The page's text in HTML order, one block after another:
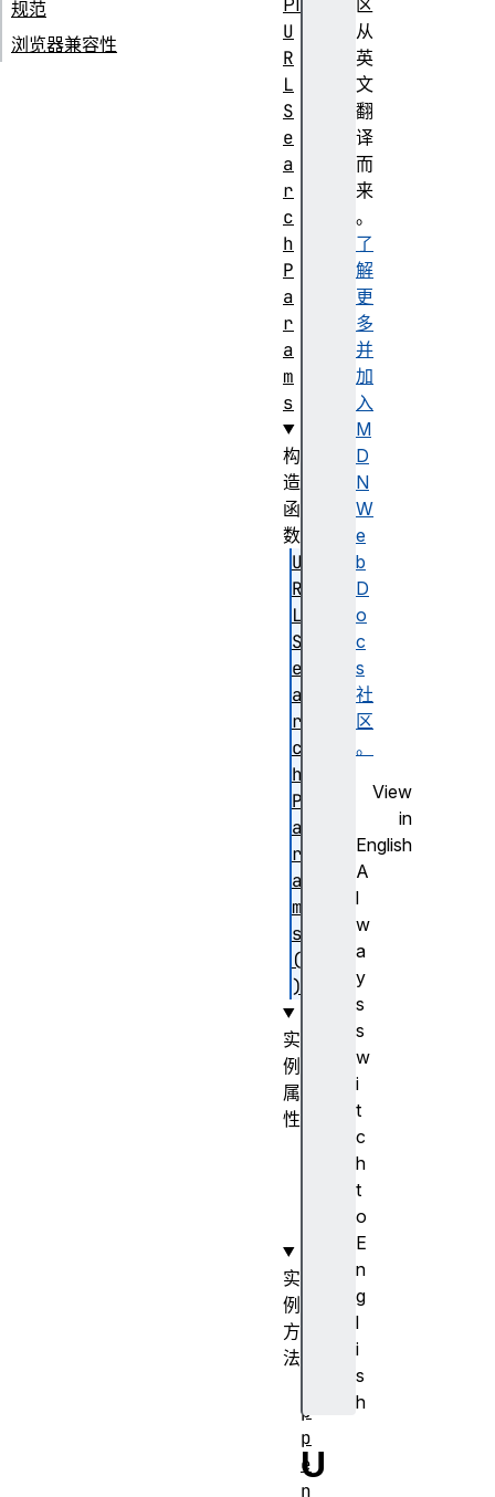
从
英
文
翻
译
而
来
。
了
解
更
多
并
加
入
M
D
N
W
e
b
D
o
c
s
社
区
。
View
in
English
A
l
w
a
y
s
s
w
i
t
c
h
t
o
E
n
g
l
i
s
h
U
规范
浏览器兼容性
U
R
L
S
e
a
r
c
h
P
a
r
a
m
s
构
造
函
数
U
R
L
S
e
a
r
c
h
P
a
r
a
m
s
(
)
实
例
属
性
实
例
方
法
p
p
e
n